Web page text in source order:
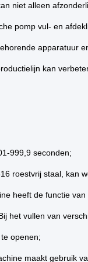
niet alleen
pomp vul- en
apparatuur
kan
999,9 seconden;
roestvrij staal, kan
heeft de functie
het vullen van
openen;
maakt gebruik